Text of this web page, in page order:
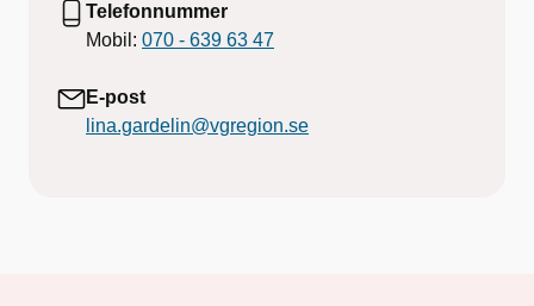
Telefonnummer
Mobil: 070 - 639 63 47
E-post
lina.gardelin@vgregion.se